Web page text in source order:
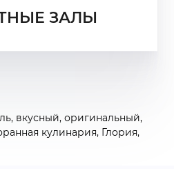
ЗАЛЫ
, вкусный, оригинальный,
кулинария, Глория,